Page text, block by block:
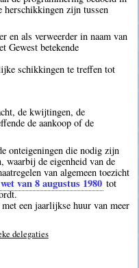
herschikkingen zijn tussen
en als verweerder in naam van
Gewest betekende
schikkingen te treffen tot
de kwijtingen, de
de aankoop of de
onteigeningen die nodig zijn
waarbij de eigenheid van de
van algemeen toezicht
wet van 8 augustus 1980 tot
een jaarlijkse huur van meer
delegaties